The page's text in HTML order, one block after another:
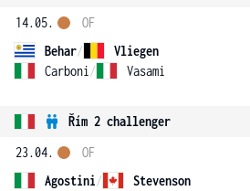
14.05.
Behar/
Vliegen
Carboni / Vasami
OF
Řím 2 challenger
23.04.
Agostini/
Stevenson
OF